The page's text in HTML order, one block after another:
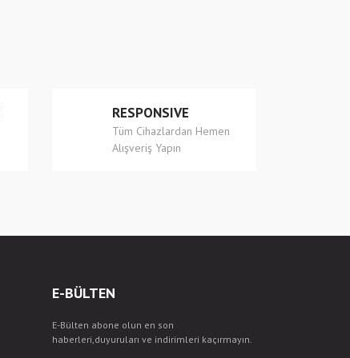
RESPONSIVE
Tüm Cihazlardan Hemen
Alışveriş Yapın
E-BÜLTEN
E-Bülten abone olun en son
haberleri,duyuruları ve indirimleri kaçırmayın.